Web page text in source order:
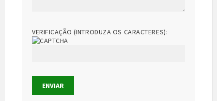
VERIFICAÇÃO (INTRODUZA OS CARACTERES):